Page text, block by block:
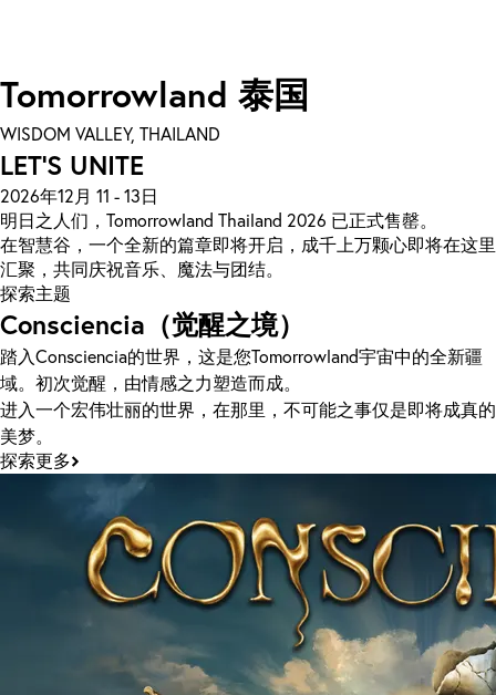
Tomorrowland 泰国
WISDOM VALLEY, THAILAND
LET'S UNITE
2026年12月 11 - 13日
明日之人们，Tomorrowland Thailand 2026 已正式售罄。
在智慧谷，一个全新的篇章即将开启，成千上万颗心即将在这里
汇聚，共同庆祝音乐、魔法与团结。
探索主题
Consciencia（觉醒之境）
踏入Consciencia的世界，这是您Tomorrowland宇宙中的全新疆
域。初次觉醒，由情感之力塑造而成。
进入一个宏伟壮丽的世界，在那里，不可能之事仅是即将成真的
美梦。
探索更多